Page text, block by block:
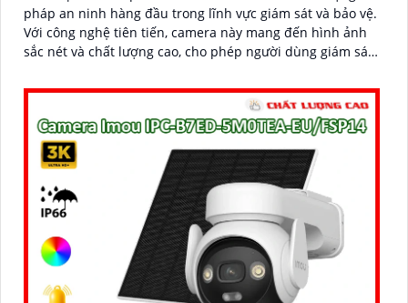
pháp an ninh hàng đầu trong lĩnh vực giám sát và bảo vệ.
Với công nghệ tiên tiến, camera này mang đến hình ảnh
sắc nét và chất lượng cao, cho phép người dùng giám sát